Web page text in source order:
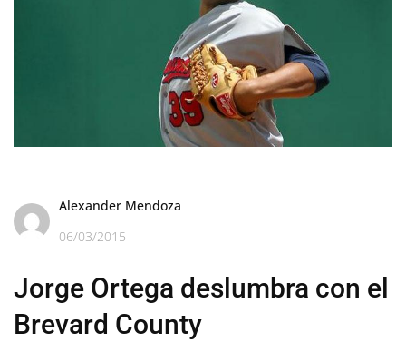
Alexander Mendoza
06/03/2015
Jorge Ortega deslumbra con el
Brevard County